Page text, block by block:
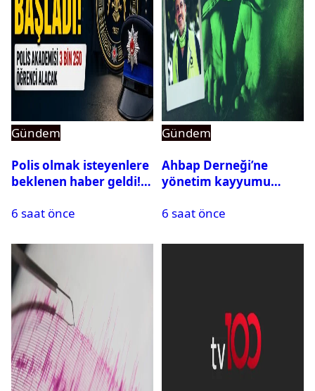
Gündem
Polis olmak isteyenlere
beklenen haber geldi!
6 saat önce
Gündem
Ahbap Derneği’ne
yönetim kayyumu
açıldı
6 saat önce